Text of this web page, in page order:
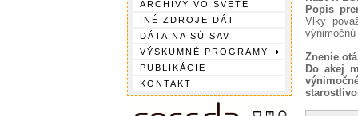
ARCHÍVY VO SVETE
INÉ ZDROJE DÁT
DÁTA NA SÚ SAV
VÝSKUMNÉ PROGRAMY
PUBLIKÁCIE
KONTAKT
Popis
Vlky
Znenie
Do akej